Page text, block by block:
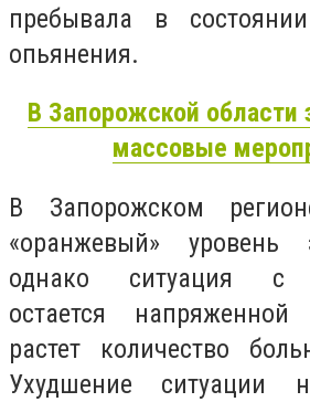
пребывала в
опьянения.
В Запорожской области
массовые
В Запорожском
«оранжевый» уровень
однако ситуация с
остается
растет количество
Ухудшение ситуации